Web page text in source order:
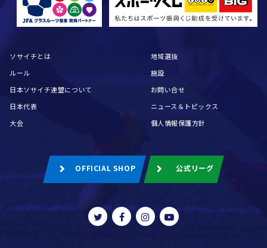
ソサイチとは
ルール
日本ソサイチ連盟について
日本代表
大会
地域選抜
施設
お問い合せ
ニュース＆トピックス
個人情報保護方針
OFFICIAL SHOP 公式リーグ